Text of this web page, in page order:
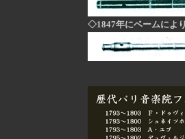
◇1847年にベームによ